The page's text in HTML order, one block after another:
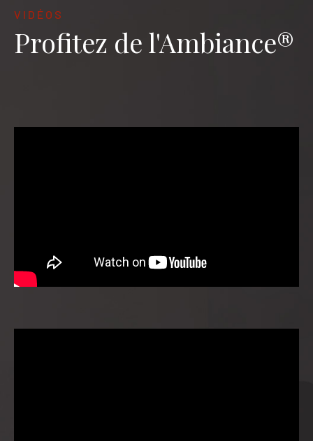
VIDÉOS
Profitez de l'Ambiance®